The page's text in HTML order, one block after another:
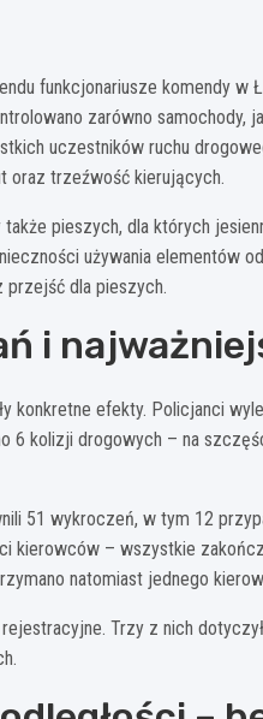
funkcjonariusze komendy w
zarówno
uczestników ruchu
oraz trzeźwość kierujących.
także pieszych, dla których
używania elementów
przejść dla pieszych.
i
konkretne efekty. Policjanci
6 kolizji drogowych – na
51 wykroczeń, w tym 12
kierowców – wszystkie
natomiast jednego
Trzy z nich